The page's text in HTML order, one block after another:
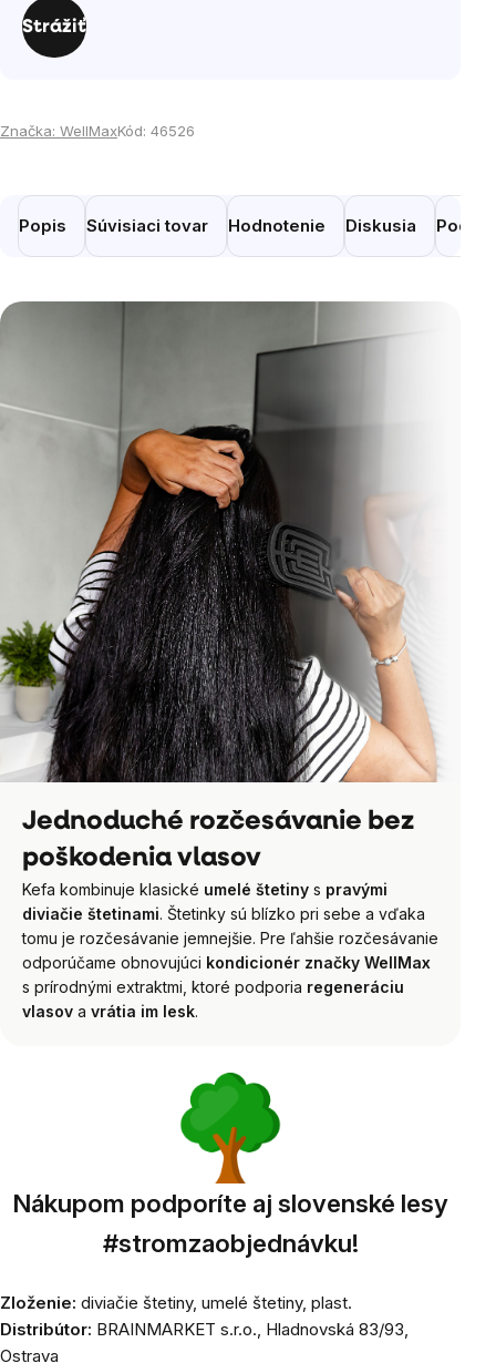
cena:
Strážiť
Značka: WellMaxKód: 46526
Popis Súvisiaci tovar Hodnotenie Diskusia
Jednoduché rozčesávanie bez
poškodenia vlasov
Kefa kombinuje klasické umelé štetiny s pravými
diviačie štetinami. Štetinky sú blízko pri sebe a vďaka
tomu je rozčesávanie jemnejšie. Pre ľahšie rozčesávanie
odporúčame obnovujúci kondicionér značky WellMax
s prírodnými extraktmi, ktoré podporia regeneráciu
vlasov a vrátia im lesk.
Nákupom podporíte aj slovenské lesy
#stromzaobjednávku!
Zloženie: diviačie štetiny, umelé štetiny, plast.
Distribútor: BRAINMARKET s.r.o., Hladnovská 83/93,
Ostrava